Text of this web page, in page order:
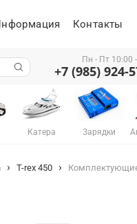
Контакты
Пн - Пт 10:00
+7 (985) 924-
Катера Зарядки
T-rex 450